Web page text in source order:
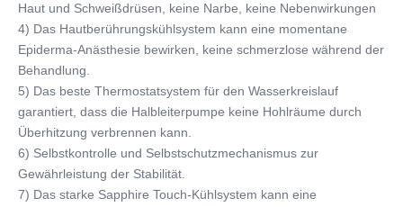
Haut und Schweißdrüsen, keine Narbe, keine Nebenwirkungen
4) Das Hautberührungskühlsystem kann eine momentane
Epiderma-Anästhesie bewirken, keine schmerzlose während der
Behandlung.
5) Das beste Thermostatsystem für den Wasserkreislauf
garantiert, dass die Halbleiterpumpe keine Hohlräume durch
Überhitzung verbrennen kann.
6) Selbstkontrolle und Selbstschutzmechanismus zur
Gewährleistung der Stabilität.
7) Das starke Sapphire Touch-Kühlsystem kann eine